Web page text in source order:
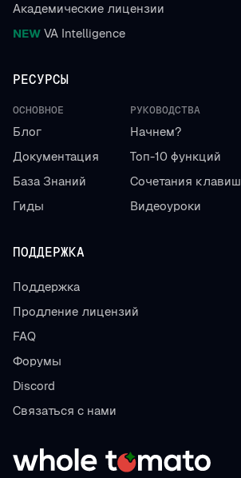
Академические лицензии
NEW VA Intelligence
РЕСУРСЫ
ОСНОВНОЕ
Блог
Документация
База Знаний
Гиды
РУКОВОДСТВА
Начнем?
Топ-10 функций
Сочетания клавиш
Видеоуроки
ПОДДЕРЖКА
Поддержка
Продление лицензий
FAQ
Форумы
Discord
Связаться с нами